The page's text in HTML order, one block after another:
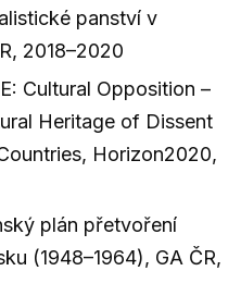
panství v
2018–2020
Cultural Opposition –
Heritage of Dissent
Horizon2020,
plán přetvoření
(1948–1964), GA ČR,